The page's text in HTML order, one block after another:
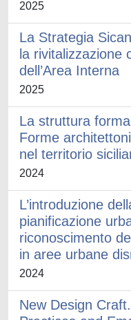
2025
La Strategia
la rivitalizzazione
dell’Area Interna
2025
La struttura
Forme
nel territorio
2024
L’introduzione
pianificazione
riconoscimento
in aree urbane
2024
New Design